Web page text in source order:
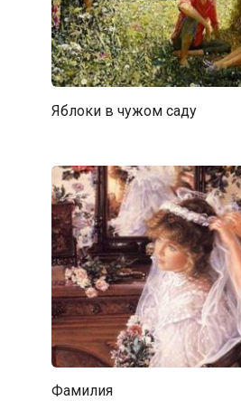
Яблоки в чужом саду
Фамилия